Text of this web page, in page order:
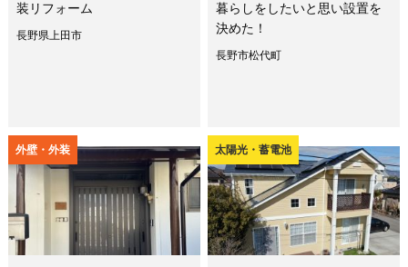
装リフォーム
長野県上田市
暮らしをしたいと思い設置を
決めた！
長野市松代町
外壁・外装 太陽光・蓄電池